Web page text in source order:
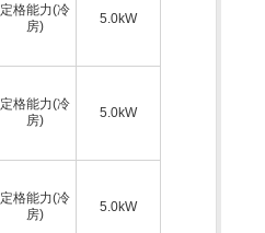
定格能力(冷
房)
5.0kW
定格能力(冷
房)
5.0kW
定格能力(冷
房)
5.0kW